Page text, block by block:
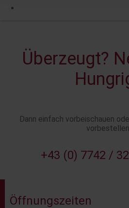
Überzeugt?
Dann einfach vorbeischauen
+43 (0) 7742 /
Öffnungszeiten